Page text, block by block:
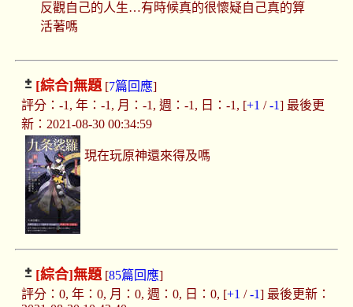
反觀自己的人生…有時候真的很懷疑自己真的算
活著嗎
[綜合]無題[7篇回應]
評分：-1, 年：-1, 月：-1, 週：-1, 日：-1, [+1 /-1] 最後更
新：2021-08-30 00:34:59
現在玩原神還來得及嗎
[綜合]無題[85篇回應]
評分：0, 年：0, 月：0, 週：0, 日：0, [+1 /-1] 最後更新：